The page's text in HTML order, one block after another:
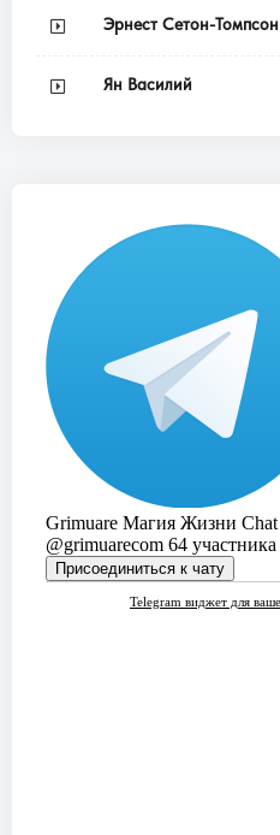
Эрнест Сетон-Томпсон
Ян Василий